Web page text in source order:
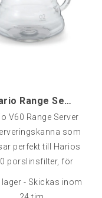
Hario Range Server 600 ml
V60 Range Server
som
perfekt till Harios
porslinsfilter, för
direkt i den
I lager - Skickas inom